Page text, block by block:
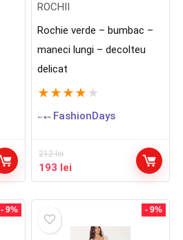
ROCHII
Rochie verde – bumbac –
maneci lungi – decolteu
delicat
★ ★ ★ ★ ★
FashionDays
212lei
Prețul
inițial
212 lei.
193 lei
curent
- 9% - 9%